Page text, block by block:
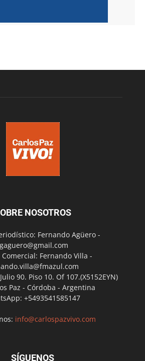
NOSOTROS
Fernando Agüero -
Fernando Villa -
90. Piso 10. Of 107.(X5152EYN)
Paz - Córdoba - Argentina
+5493541585147
info@carlospazvivo.com
SÍGUENOS